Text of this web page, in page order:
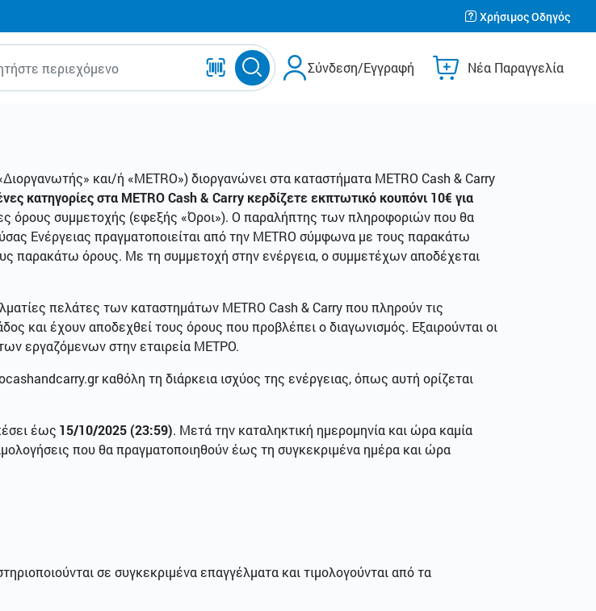
Χρήσιμος Οδηγός
Σύνδεση/Εγγραφή Νέα Παραγγελία
και/ή «ΜΕΤRΟ») διοργανώνει στα καταστήματα METRO Cash & Carry
κατηγορίες στα METRO Cash & Carry κερδίζετε εκπτωτικό κουπόνι 10€ για
όρους συμμετοχής (εφεξής «Όροι»). Ο παραλήπτης των πληροφοριών που θα
Ενέργειας πραγματοποιείται από την ΜΕΤRΟ σύμφωνα με τους παρακάτω
παρακάτω όρους. Με τη συμμετοχή στην ενέργεια, ο συμμετέχων αποδέχεται
πελάτες των καταστημάτων METRO Cash & Carry που πληρούν τις
και έχουν αποδεχθεί τους όρους που προβλέπει ο διαγωνισμός. Εξαιρούνται οι
εργαζόμενων στην εταιρεία ΜΕΤΡΟ.
καθόλη τη διάρκεια ισχύος της ενέργειας, όπως αυτή ορίζεται
έως 15/10/2025 (23:59). Μετά την καταληκτική ημερομηνία και ώρα καμία
που θα πραγματοποιηθούν έως τη συγκεκριμένα ημέρα και ώρα
σε συγκεκριμένα επαγγέλματα και τιμολογούνται από τα